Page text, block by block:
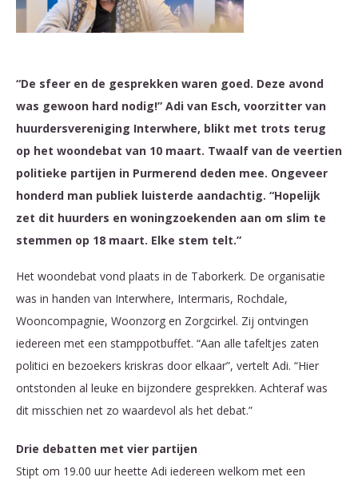
“De sfeer en de gesprekken waren goed. Deze avond
was gewoon hard nodig!” Adi van Esch, voorzitter van
huurdersvereniging Interwhere, blikt met trots terug
op het woondebat van 10 maart. Twaalf van de veertien
politieke partijen in Purmerend deden mee. Ongeveer
honderd man publiek luisterde aandachtig. “Hopelijk
zet dit huurders en woningzoekenden aan om slim te
stemmen op 18 maart. Elke stem telt.”
Het woondebat vond plaats in de Taborkerk. De organisatie
was in handen van Interwhere, Intermaris, Rochdale,
Wooncompagnie, Woonzorg en Zorgcirkel. Zij ontvingen
iedereen met een stamppotbuffet. “Aan alle tafeltjes zaten
politici en bezoekers kriskras door elkaar”, vertelt Adi. “Hier
ontstonden al leuke en bijzondere gesprekken. Achteraf was
dit misschien net zo waardevol als het debat.”
Drie debatten met vier partijen
Stipt om 19.00 uur heette Adi iedereen welkom met een